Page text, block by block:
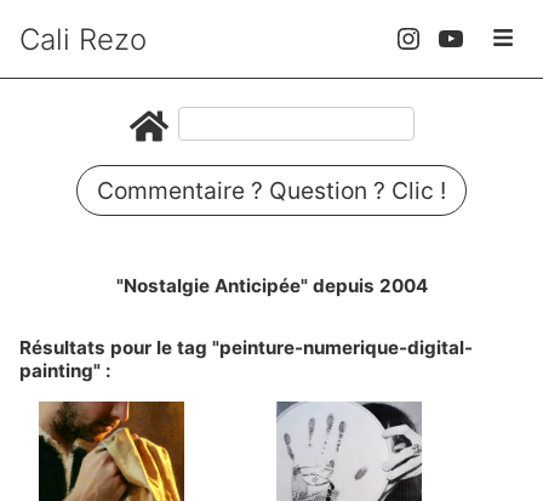
Cali Rezo
Commentaire ? Question ? Clic !
"Nostalgie Anticipée" depuis 2004
Résultats pour le tag "peinture-numerique-digital-
painting" :